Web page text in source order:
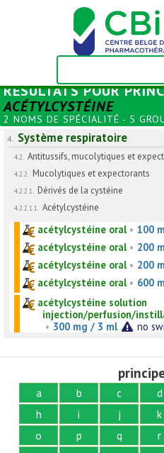
RÉSULTATS POUR
ACÉTYLCYSTÉINE
2 NOMS DE SPÉCIALITÉ - 5
4. Système respiratoire
4.2. Antitussifs, mucolytiques et
4.2.2. Mucolytiques et expectorants
4.2.2.1. Dérivés de la cystéine
4.2.2.1.1. Acétylcystéine
acétylcystéine oral• 100
acétylcystéine oral• 200
acétylcystéine oral• 200
acétylcystéine oral• 600
acétylcystéine solution
injection/perfusion/
• 300 mg / 3 ml no
a b c d
h
i j k
o
p q r